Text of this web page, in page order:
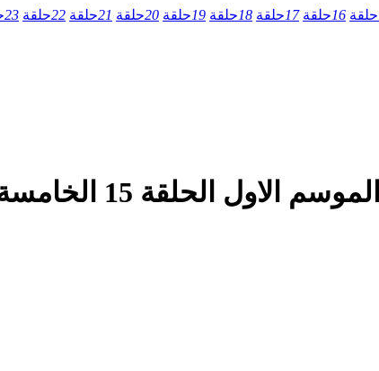
حلقة 16حلقة 17حلقة 18حلقة 19حلقة 20حلقة 21حلقة 22حلقة 23
مسلسل الدراما والاثارة